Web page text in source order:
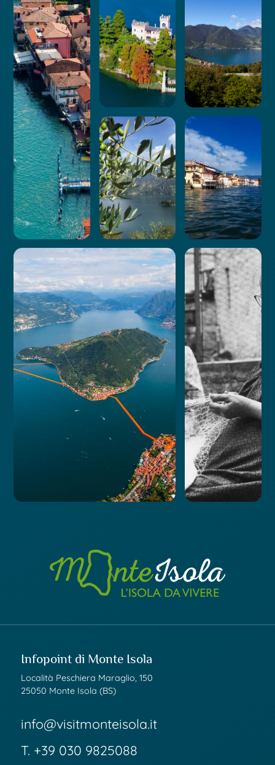
Infopoint di Monte Isola
Località Peschiera Maraglio, 150
25050 Monte Isola (BS)
info@visitmonteisola.it
T. +39 030 9825088